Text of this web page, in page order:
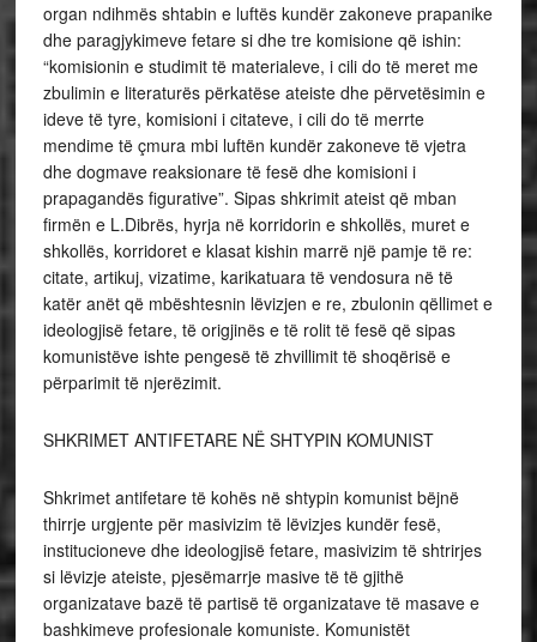
organ ndihmës shtabin e luftës kundër zakoneve prapanike
dhe paragjykimeve fetare si dhe tre komisione që ishin:
“komisionin e studimit të materialeve, i cili do të meret me
zbulimin e literaturës përkatëse ateiste dhe përvetësimin e
ideve të tyre, komisioni i citateve, i cili do të merrte
mendime të çmura mbi luftën kundër zakoneve të vjetra
dhe dogmave reaksionare të fesë dhe komisioni i
prapagandës figurative”. Sipas shkrimit ateist që mban
firmën e L.Dibrës, hyrja në korridorin e shkollës, muret e
shkollës, korridoret e klasat kishin marrë një pamje të re:
citate, artikuj, vizatime, karikatuara të vendosura në të
katër anët që mbështesnin lëvizjen e re, zbulonin qëllimet e
ideologjisë fetare, të origjinës e të rolit të fesë që sipas
komunistëve ishte pengesë të zhvillimit të shoqërisë e
përparimit të njerëzimit.
SHKRIMET ANTIFETARE NË SHTYPIN KOMUNIST
Shkrimet antifetare të kohës në shtypin komunist bëjnë
thirrje urgjente për masivizim të lëvizjes kundër fesë,
institucioneve dhe ideologjisë fetare, masivizim të shtrirjes
si lëvizje ateiste, pjesëmarrje masive të të gjithë
organizatave bazë të partisë të organizatave të masave e
bashkimeve profesionale komuniste. Komunistët